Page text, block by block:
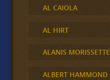
AL CAIOLA
AL HIRT
ALANIS MORISSETTE
ALBERT HAMMOND